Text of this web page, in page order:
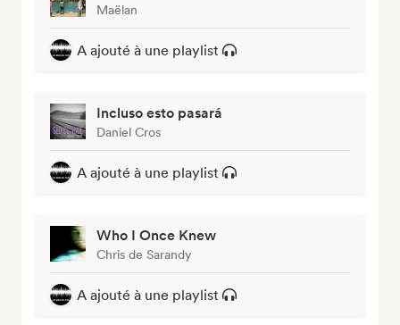
Maëlan
A ajouté à une playlist
Incluso esto pasará
Daniel Cros
A ajouté à une playlist
Who I Once Knew
Chris de Sarandy
A ajouté à une playlist